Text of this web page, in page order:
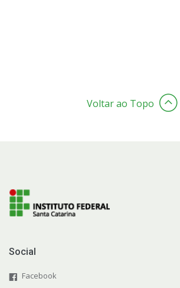
Voltar ao Topo
Social
Facebook